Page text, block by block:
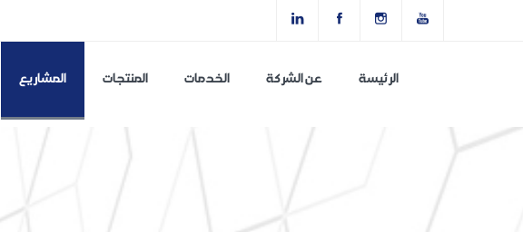
المشاريع المنتجات الخدمات عن الشركة الرئيسة